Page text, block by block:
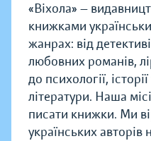
«Віхола» —
книжками
жанрах: від
любовних романів,
до психології,
літератури. Наша
писати книжки. Ми
українських